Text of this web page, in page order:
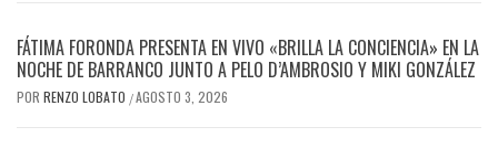
FÁTIMA FORONDA PRESENTA EN VIVO «BRILLA LA CONCIENCIA» EN LA
NOCHE DE BARRANCO JUNTO A PELO D’AMBROSIO Y MIKI GONZÁLEZ
POR RENZO LOBATO /AGOSTO 3, 2026